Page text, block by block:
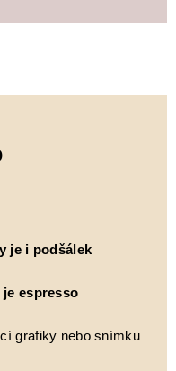
je i podšálek
espresso
grafiky nebo snímku